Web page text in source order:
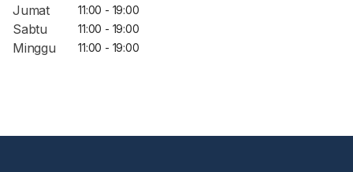
Jumat 11:00 - 19:00
Sabtu 11:00 - 19:00
Minggu 11:00 - 19:00